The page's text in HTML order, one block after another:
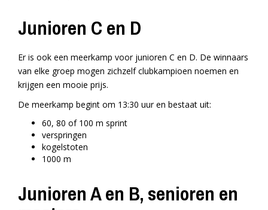
Junioren C en D
Er is ook een meerkamp voor junioren C en D. De winnaars
van elke groep mogen zichzelf clubkampioen noemen en
krijgen een mooie prijs.
De meerkamp begint om 13:30 uur en bestaat uit:
60, 80 of 100 m sprint
verspringen
kogelstoten
1000 m
Junioren A en B, senioren en